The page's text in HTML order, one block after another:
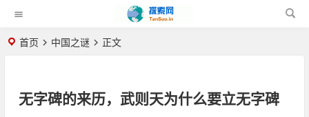
首页 中国之谜 正文
无字碑的来历，武则天为什么要立无字碑